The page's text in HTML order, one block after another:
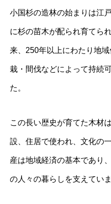
小国杉の造林の始まりは江
に杉の苗木が配られ育てら
来、250年以上にわたり地
栽・間伐などによって持続
た。
この長い歴史が育てた木材
設、住居で使われ、文化の
産は地域経済の基本であり
の人々の暮らしを支えていま